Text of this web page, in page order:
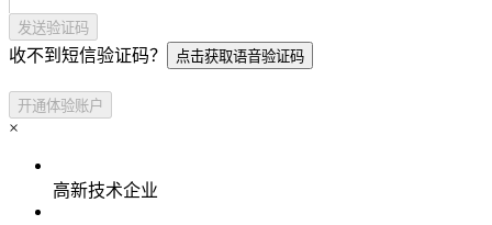
发送验证码
收不到短信验证码？ 点击获取语音验证码
开通体验账户
×
高新技术企业